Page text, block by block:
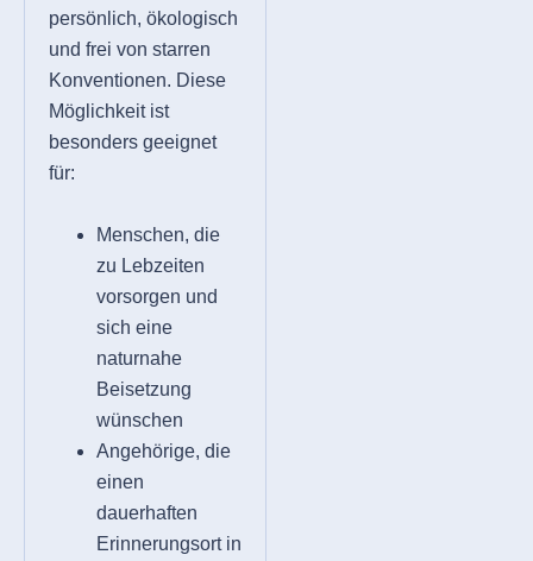
persönlich, ökologisch
und frei von starren
Konventionen. Diese
Möglichkeit ist
besonders geeignet
für:
Menschen, die
zu Lebzeiten
vorsorgen und
sich eine
naturnahe
Beisetzung
wünschen
Angehörige, die
einen
dauerhaften
Erinnerungsort in